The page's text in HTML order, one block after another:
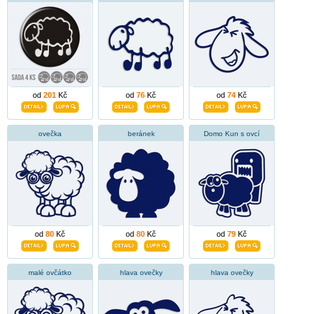
od 201 Kč od 76 Kč od 74 Kč
ovečka
od 80 Kč
beránek
od 80 Kč
Domo Kun s ovcí
od 79 Kč
malé ovčátko hlava ovečky hlava ovečky